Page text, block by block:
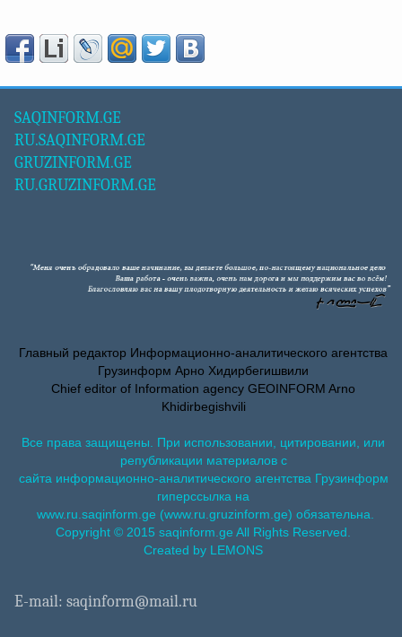
SAQINFORM.GE
RU.SAQINFORM.GE
GRUZINFORM.GE
RU.GRUZINFORM.GE
Главный редактор Информационно-аналитического агентства
Грузинформ Арно Хидирбегишвили
Chief editor of Information agency GEOINFORM Arno
Khidirbegishvili
Все права защищены. При использовании, цитировании, или
републикации материалов с
сайта информационно-аналитического агентства Грузинформ
гиперссылка на
www.ru.saqinform.ge (www.ru.gruzinform.ge) обязательна.
Copyright © 2015 saqinform.ge All Rights Reserved.
Created by LEMONS
E-mail: saqinform@mail.ru